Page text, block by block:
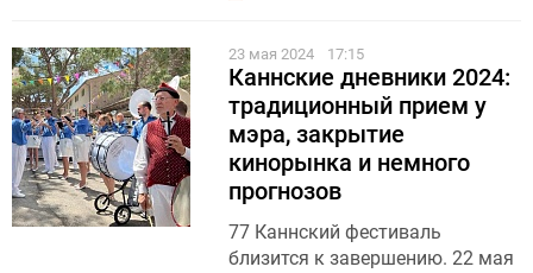
23 мая 2024 17:15
Каннские дневники 2024:
традиционный прием у
мэра, закрытие
кинорынка и немного
прогнозов
77 Каннский фестиваль
близится к завершению. 22 мая